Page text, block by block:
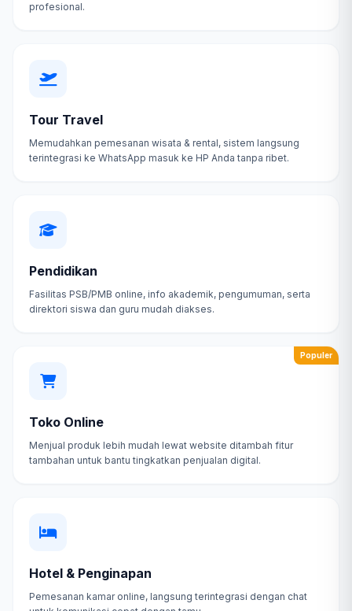
profesional.
Tour Travel
Memudahkan pemesanan wisata & rental, sistem langsung
terintegrasi ke WhatsApp masuk ke HP Anda tanpa ribet.
Pendidikan
Fasilitas PSB/PMB online, info akademik, pengumuman, serta
direktori siswa dan guru mudah diakses.
Populer
Toko Online
Menjual produk lebih mudah lewat website ditambah fitur
tambahan untuk bantu tingkatkan penjualan digital.
Hotel & Penginapan
Pemesanan kamar online, langsung terintegrasi dengan chat